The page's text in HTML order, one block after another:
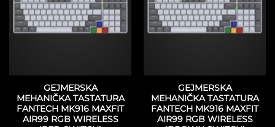
GEJMERSKA
MEHANIČKA TASTATURA
FANTECH MK916 MAXFIT
AIR99 RGB WIRELESS
GEJMERSKA
MEHANIČKA TASTATURA
FANTECH MK916 MAXFIT
AIR99 RGB WIRELESS